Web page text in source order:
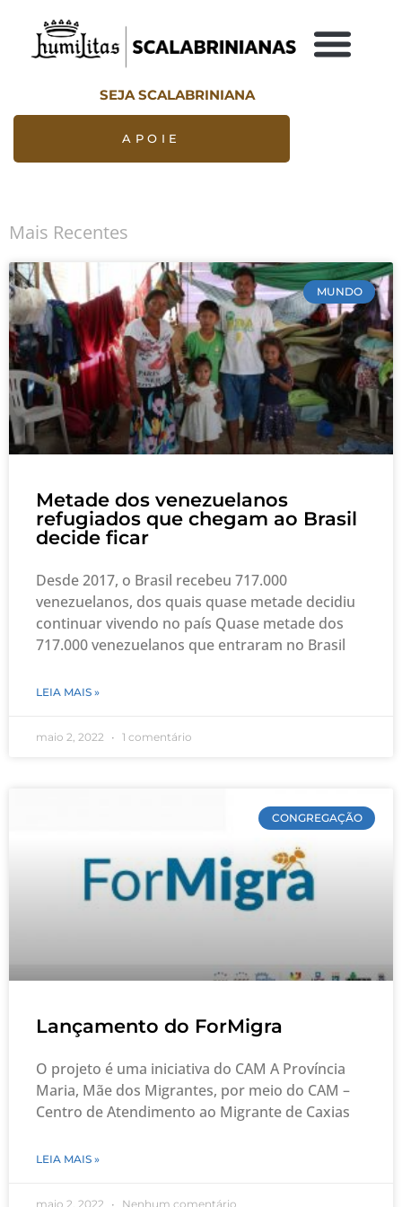
SEJA SCALABRINIANA
APOIE
Mais Recentes
MUNDO
Metade dos venezuelanos
refugiados que chegam ao Brasil
decide ficar
Desde 2017, o Brasil recebeu 717.000
venezuelanos, dos quais quase metade decidiu
continuar vivendo no país Quase metade dos
717.000 venezuelanos que entraram no Brasil
LEIA MAIS »
maio 2, 2022 1 comentário
CONGREGAÇÃO
Lançamento do ForMigra
O projeto é uma iniciativa do CAM A Província
Maria, Mãe dos Migrantes, por meio do CAM –
Centro de Atendimento ao Migrante de Caxias
LEIA MAIS »
maio 2, 2022 Nenhum comentário